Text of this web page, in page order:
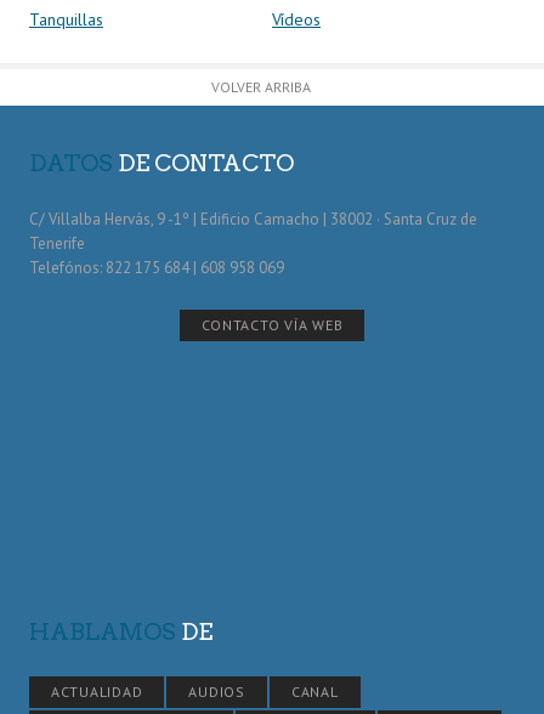
Tanquillas
Vídeos
VOLVER ARRIBA
DATOS DE CONTACTO
C/ Villalba Hervás, 9 -1º | Edificio Camacho | 38002 · Santa Cruz de
Tenerife
Telefónos: 822 175 684 | 608 958 069
CONTACTO VÍA WEB
HABLAMOS DE
ACTUALIDAD AUDIOS
CANAL